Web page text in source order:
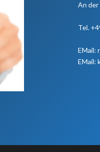
An der
Tel.
EMail:
EMail: